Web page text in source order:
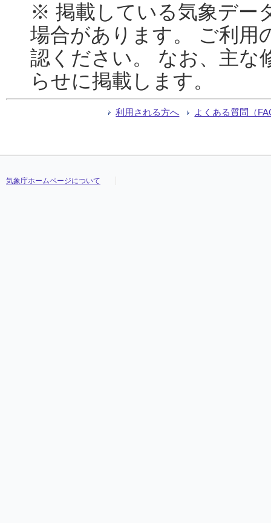
※ 掲載している気象デー
場合があります。 ご利用
認ください。 なお、主な
らせに掲載します。
利用される方へ よくある質問（
気象庁ホームページについて